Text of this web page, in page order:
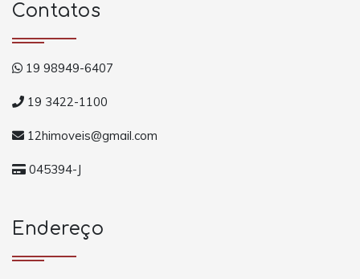
Contatos
19 98949-6407
19 3422-1100
12himoveis@gmail.com
045394-J
Endereço